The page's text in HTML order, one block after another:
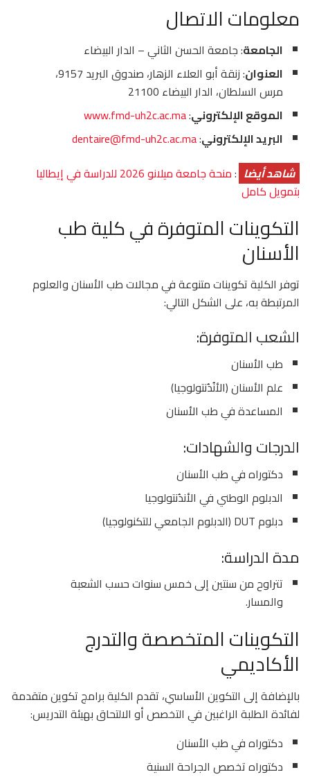
معلومات الاتصال
الجامعة: جامعة الحسن الثاني – الدار البيضاء
العنوان
: زنقة أبو العلاء الزهار، صندوق البريد 9157،
مرس السلطان، الدار البيضاء 21100
الموقع الإلكتروني:
www.fmd-uh2c.ac.ma
البريد الإلكتروني:
dentaire@fmd-uh2c.ac.ma
شاهد أيضا :
منحة جامعة ميلانو 2026 للدراسة في إيطاليا
بتمويل كامل
التكوينات المتوفرة في كلية طب
الأسنان
توفر الكلية تكوينات متنوعة في مجالات طب الأسنان والعلوم
المرتبطة به، على الشكل التالي:
الشعب المتوفرة:
طب الأسنان
علم الأسنان (الأنُدُنتولوجيا)
المساعدة في طب الأسنان
الدرجات والشهادات:
دكتوراه في طب الأسنان
الدبلوم الوطني في الأندُنتولوجيا
دبلوم DUT (الدبلوم الجامعي للتكنولوجيا)
مدة الدراسة:
تتراوح من سنتين إلى خمس سنوات حسب الشعبة
والمسار.
التكوينات المتخصصة والتدرج
الأكاديمي
بالإضافة إلى التكوين الأساسي، تقدم الكلية برامج تكوين متقدمة
لفائدة الطلبة الراغبين في التخصص أو الالتحاق بهيئة التدريس:
دكتوراه في طب الأسنان
دكتوراه تخصص الجراحة السنية